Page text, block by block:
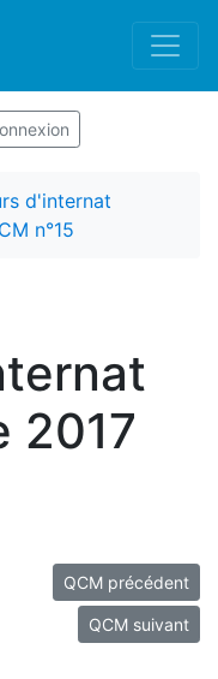
d'internat
n°15
2017
QCM précédent
QCM suivant